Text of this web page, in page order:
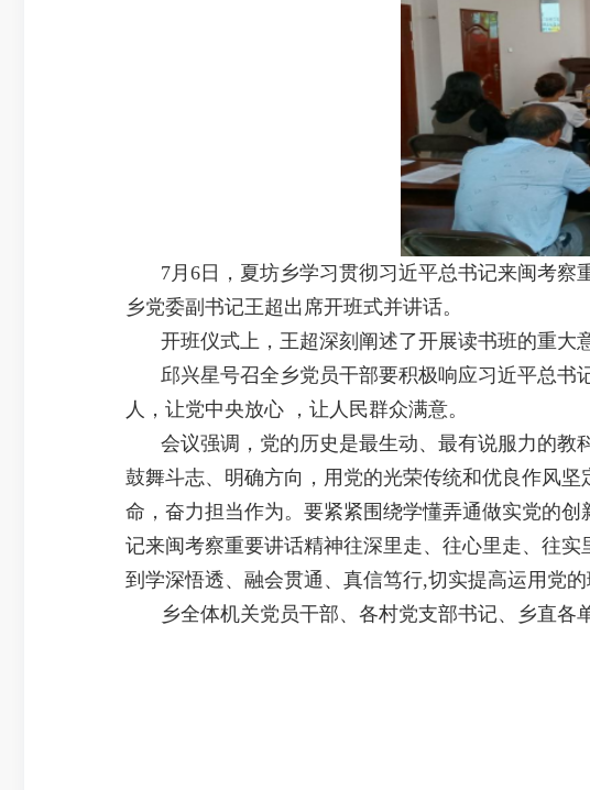
7月6日，夏坊乡学习贯彻习近平总书记来闽考察
乡党委副书记王超出席开班式并讲话。
开班仪式上，王超深刻阐述了开展读书班的重大
邱兴星号召全乡党员干部要积极响应习近平总书
人，让党中央放心 ，让人民群众满意。
会议强调，党的历史是最生动、最有说服力的
鼓舞斗志、明确方向，用党的光荣传统和优良作风
命，奋力担当作为。要紧紧围绕学懂弄通做实党的
记来闽考察重要讲话精神往深里走、往心里走、往
到学深悟透、融会贯通、真信笃行,切实提高运用党
乡全体机关党员干部、各村党支部书记、乡直各